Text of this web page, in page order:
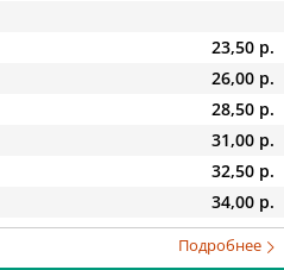
23,50 р.
26,00 р.
28,50 р.
31,00 р.
32,50 р.
34,00 р.
Подробнее